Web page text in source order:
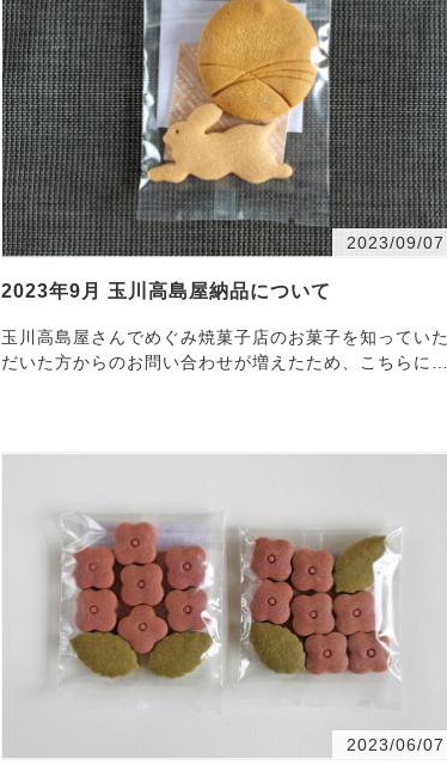
2023/09/07
2023年9月 玉川高島屋納品について
玉川高島屋さんでめぐみ焼菓子店のお菓子を知っていた
だいた方からのお問い合わせが増えたため、こちらに
2023/06/07